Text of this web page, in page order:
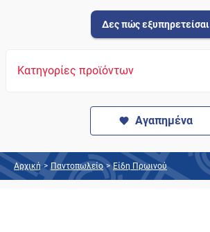
Δες πώς εξυπηρετείσαι
Κατηγορίες προϊόντων
Αγαπημένα
Αρχική > Παντοπωλείο > Είδη Πρωινού